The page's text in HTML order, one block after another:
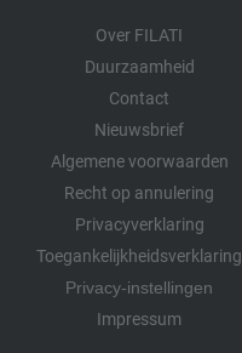
Over FILATI
Duurzaamheid
Contact
Nieuwsbrief
Algemene voorwaarden
Recht op annulering
Privacyverklaring
Toegankelijkheidsverklaring
Privacy-instellingen
Impressum